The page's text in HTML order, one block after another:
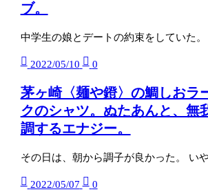
ブ。
中学生の娘とデートの約束をしていた
2022/05/10 0
茅ヶ崎〈麺や鐙〉の鯛しおラ
クのシャツ。ぬたあんと、無
調するエナジー。
その日は、朝から調子が良かった。 い
2022/05/07 0